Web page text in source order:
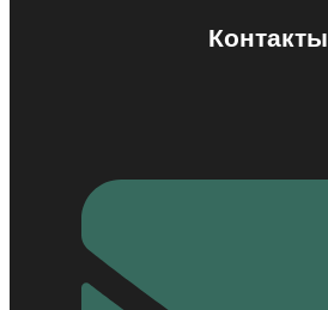
Контакты